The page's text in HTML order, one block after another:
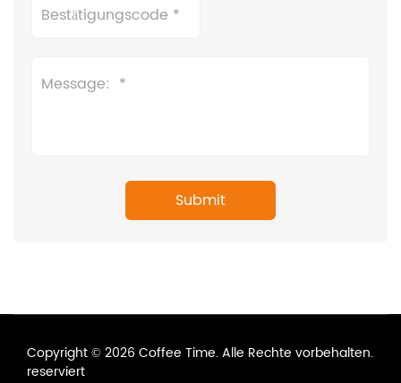
Copyright © 2026 Coffee Time. Alle Rechte vorbehalten.
reserviert